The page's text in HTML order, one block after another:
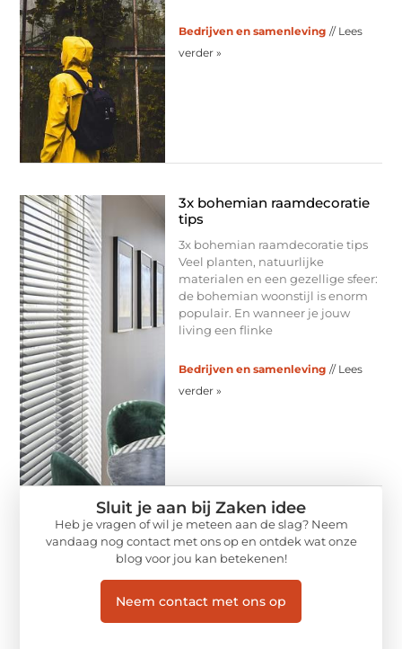
Bedrijven en samenleving // Lees
verder »
3x bohemian raamdecoratie
tips
3x bohemian raamdecoratie tips
Veel planten, natuurlijke
materialen en een gezellige sfeer:
de bohemian woonstijl is enorm
populair. En wanneer je jouw
living een flinke
Bedrijven en samenleving // Lees
verder »
Sluit je aan bij Zaken idee
Heb je vragen of wil je meteen aan de slag? Neem
vandaag nog contact met ons op en ontdek wat onze
blog voor jou kan betekenen!
Neem contact met ons op